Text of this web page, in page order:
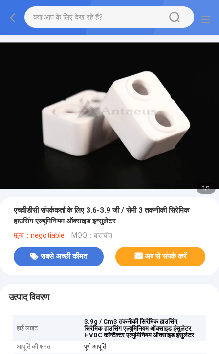
1/1
एचवीडीसी संपर्ककर्ता के लिए 3.6-3.9 जी / सेमी 3 तकनीकी सिरेमिक
हाउसिंग एल्यूमिनियम ऑक्साइड इन्सुलेटर
मूल्य：negotiable MOQ：बातचीत
सबसे अच्छी कीमत अब से संपर्क करें
उत्पाद विवरण
हाई लाइट
3.9g / Cm3 तकनीकी सिरेमिक हाउसिंग,
सिरेमिक हाउसिंग एल्युमिनियम ऑक्साइड इंसुलेटर,
HVDC कॉन्टैक्टर एल्युमिनियम ऑक्साइड इंसुलेटर
आपूर्ति की क्षमता
पूर्ण आपूर्ति